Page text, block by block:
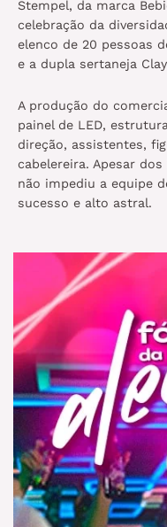
Stempel, da marca
celebração da
elenco de 20 pessoas
e a dupla sertaneja
A produção do
painel de LED,
direção, assistentes,
cabelereira. Apesar
não impediu a equipe
sucesso e alto astral.